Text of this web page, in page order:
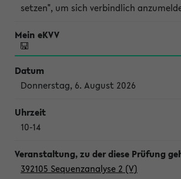
setzen", um sich verbindlich
Donnerstag, 6. August 2026
10-14
392105 Sequenzanalyse 2 (V)